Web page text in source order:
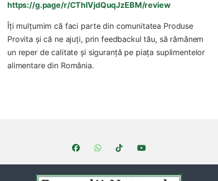
https://g.page/r/CThIVjdQuqJzEBM/review
Îți mulțumim că faci parte din comunitatea Produse
Provita și că ne ajuți, prin feedbackul tău, să rămânem
un reper de calitate și siguranță pe piața suplimentelor
alimentare din România.